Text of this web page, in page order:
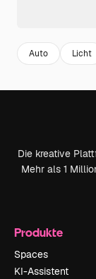
Auto Licht
Die kreative
Mehr als 1
Produkte
Spaces
KI-Assistent